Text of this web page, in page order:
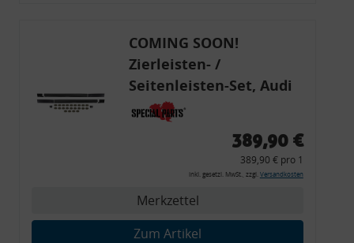
COMING SOON!
Zierleisten- /
Seitenleisten-Set, Audi
80 Cabrio, Coupe, S2, (6x
Zierleiste, 2x Kappe,
Montagewerkzeug)
389,90 €
389,90 € pro 1
inkl. gesetzl. MwSt., zzgl. Versandkosten
Merkzettel
Zum Artikel